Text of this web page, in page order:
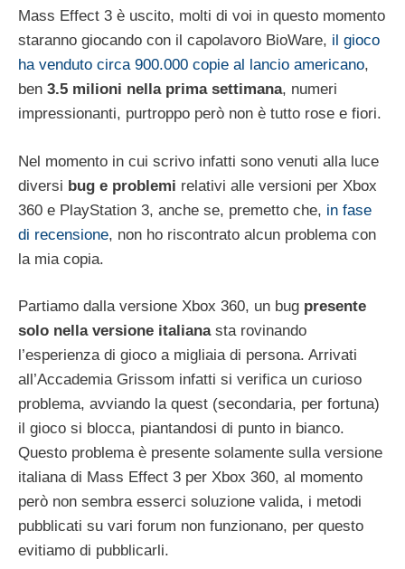
Mass Effect 3 è uscito, molti di voi in questo momento
staranno giocando con il capolavoro BioWare, il gioco
ha venduto circa 900.000 copie al lancio americano,
ben 3.5 milioni nella prima settimana, numeri
impressionanti, purtroppo però non è tutto rose e fiori.
Nel momento in cui scrivo infatti sono venuti alla luce
diversi bug e problemi relativi alle versioni per Xbox
360 e PlayStation 3, anche se, premetto che, in fase
di recensione, non ho riscontrato alcun problema con
la mia copia.
Partiamo dalla versione Xbox 360, un bug presente
solo nella versione italianasta rovinando
l’esperienza di gioco a migliaia di persona. Arrivati
all’Accademia Grissom infatti si verifica un curioso
problema, avviando la quest (secondaria, per fortuna)
il gioco si blocca, piantandosi di punto in bianco.
Questo problema è presente solamente sulla versione
italiana di Mass Effect 3 per Xbox 360, al momento
però non sembra esserci soluzione valida, i metodi
pubblicati su vari forum non funzionano, per questo
evitiamo di pubblicarli.